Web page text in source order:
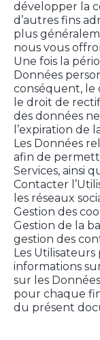
développer la
d’autres fins
plus
nous vous
Une fois la
Données
conséquent, le
le droit de
des données
l’expiration de
Les Données
afin de
Services, ainsi
Contacter
les réseaux
Gestion des
Gestion de la
gestion des
Les
informations
sur les
pour chaque
du présent